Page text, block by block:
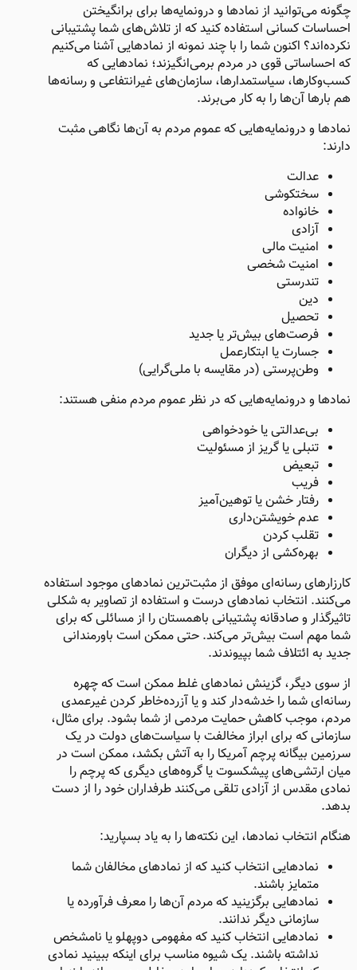
چگونه می‌توانید از نمادها و درونمایه‌ها برای برانگیختن
احساسات کسانی استفاده کنید که از تلاش‌های شما پشتیبانی
نکرده‌اند؟ اکنون شما را با چند نمونه از نمادهایی آشنا می‌کنیم
که احساساتی قوی در مردم برمی‌انگیزند؛ نمادهایی که
کسب‌وکارها، سیاستمدارها، سازمان‌های غیرانتفاعی و رسانه‌ها
هم بارها آن‌ها را به کار می‌برند.
نمادها و درونمایه‌هایی که عموم مردم به آن‌ها نگاهی مثبت
دارند:
عدالت
سختکوشی
خانواده
آزادی
امنیت مالی
امنیت شخصی
تندرستی
دین
تحصیل
فرصت‌های بیش‌تر یا جدید
جسارت یا ابتکارعمل
وطن‌پرستی (در مقایسه با ملی‌گرایی)
نمادها و درونمایه‌هایی که در نظر عموم مردم منفی هستند:
بی‌عدالتی یا خودخواهی
تنبلی یا گریز از مسئولیت
تبعیض
فریب
رفتار خشن یا توهین‌آمیز
عدم خویشتن‌داری
تقلب کردن
بهره‌کشی از دیگران
کارزارهای رسانه‌ای موفق از مثبت‌ترین نمادهای موجود استفاده
می‌کنند. انتخاب نمادهای درست و استفاده از تصاویر به شکلی
تاثیرگذار و صادقانه پشتیبانی باهمستان را از مسائلی که برای
شما مهم است بیش‌تر می‌کند. حتی ممکن است باورمندانی
جدید به ائتلاف شما بپیوندند.
از سوی دیگر، گزینش نمادهای غلط ممکن است که چهره
رسانه‌ای شما را خدشه‌دار کند و یا آزرده‌خاطر کردن غیرعمدی
مردم، موجب کاهش حمایت مردمی از شما بشود. برای مثال،
سازمانی که برای ابراز مخالفت با سیاست‌های دولت در یک
سرزمین بیگانه پرچم آمریکا را به آتش بکشد، ممکن است در
میان ارتشی‌های پیشکسوت یا گروه‌های دیگری که پرچم را
نمادی مقدس از آزادی تلقی می‌کنند طرفداران خود را از دست
بدهد.
هنگام انتخاب نمادها، این نکته‌ها را به یاد بسپارید:
نمادهایی انتخاب کنید که از نمادهای مخالفان شما
متمایز باشند.
نمادهایی برگزینید که مردم آن‌ها را معرف فرآورده یا
سازمانی دیگر ندانند.
نمادهایی انتخاب کنید که مفهومی دوپهلو یا نامشخص
نداشته باشند. یک شیوه مناسب برای اینکه ببینید نمادی